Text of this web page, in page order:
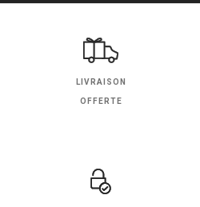
LIVRAISON
OFFERTE